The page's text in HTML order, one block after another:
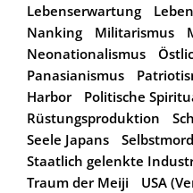
Lebenserwartung
Nanking
Militarismus
Neonationalismus
Panasianismus
Harbor
Politische
Rüstungsproduktion
Seele Japans
Staatlich gelenkte
Traum der Meiji
USA